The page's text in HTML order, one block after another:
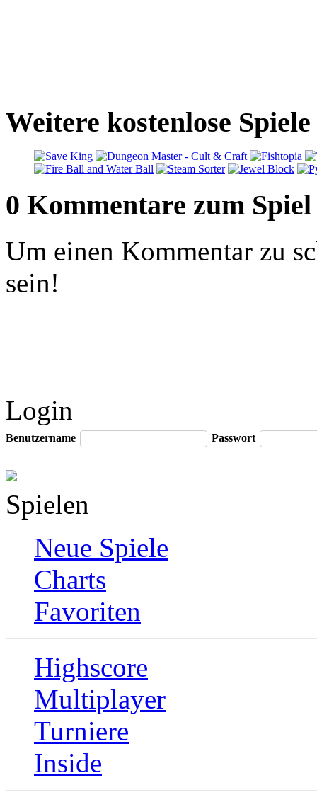
Weitere kostenlose
0 Kommentare zum Spiel
Um einen Kommentar zu
sein!
Login
Benutzername Passwort
Spielen
Neue Spiele
Charts
Favoriten
Highscore
Multiplayer
Turniere
Inside